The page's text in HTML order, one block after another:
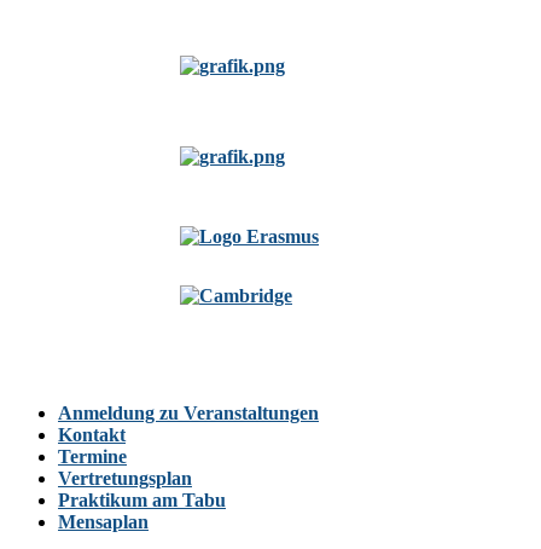
Anmeldung zu Veranstaltungen
Kontakt
Termine
Vertretungsplan
Praktikum am Tabu
Mensaplan